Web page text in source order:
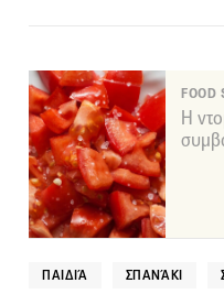
FOOD
Η
ΠΑΙΔΙΆ ΣΠΑΝΆΚΙ